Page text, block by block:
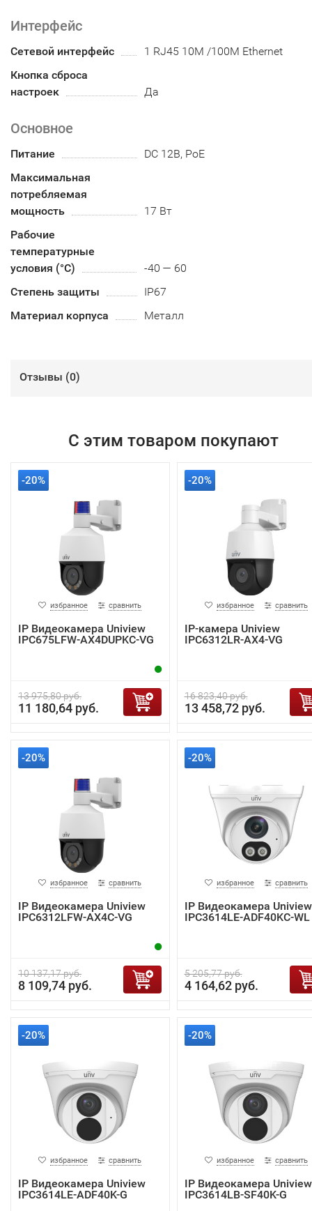
Интерфейс
Сетевой интерфейс
1 RJ45 10M /100M Ethernet
Кнопка сброса
настроек
Да
Основное
Питание
DC 12В, PoE
Максимальная
потребляемая
мощность
17 Вт
Рабочие
температурные
условия (°С)
-40 — 60
Степень защиты
IP67
Материал корпуса
Металл
Отзывы (0)
С этим товаром покупают
-20%
избранное сравнить
IP Видеокамера Uniview
IPC675LFW-AX4DUPKC-VG
13 975,80 руб.
11 180,64 руб.
-20%
избранное сравнить
IP-камера Uniview
IPC6312LR-AX4-VG
16 823,40 руб.
13 458,72 руб.
-20%
избранное сравнить
IP Видеокамера Uniview
IPC6312LFW-AX4C-VG
10 137,17 руб.
8 109,74 руб.
-20%
избранное сравнить
IP Видеокамера Uniview
IPC3614LE-ADF40KC-WL
5 205,77 руб.
4 164,62 руб.
-20%
избранное сравнить
IP Видеокамера Uniview
IPC3614LE-ADF40K-G
-20%
избранное сравнить
IP Видеокамера Uniview
IPC3614LB-SF40K-G